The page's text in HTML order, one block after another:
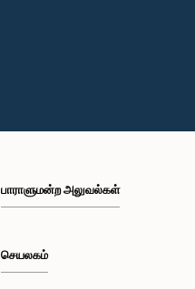
பாராளுமன்ற அலுவல்கள்
செயலகம்